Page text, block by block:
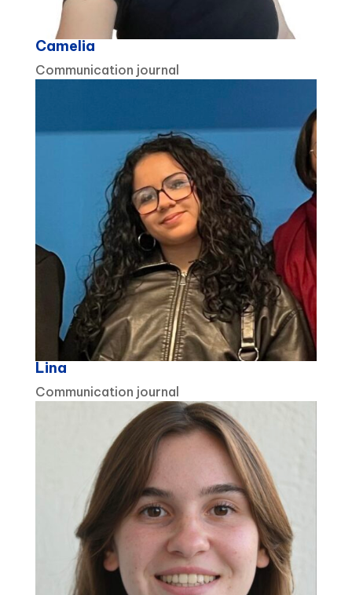
Camelia
Communication journal
Lina
Communication journal